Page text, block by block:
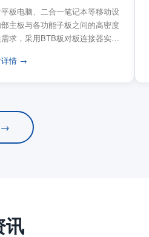
板电脑、二合一笔记本等移动设
主板与各功能子板之间的高密度
求，采用BTB板对板连接器实现
详情 →
→
讯